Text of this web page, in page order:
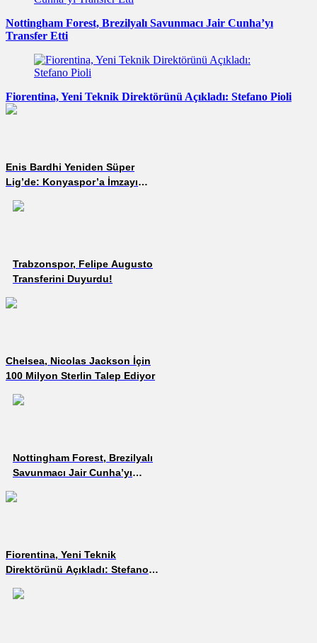
Nottingham Forest, Brezilyalı Savunmacı Jair Cunha’yı
Transfer Etti
Fiorentina, Yeni Teknik Direktörünü Açıkladı: Stefano Pioli
Enis Bardhi Yeniden Süper
Lig’de: Konyaspor’a İmzayı
Trabzonspor, Felipe Augusto
Transferini Duyurdu!
Chelsea, Nicolas Jackson İçin
100 Milyon Sterlin Talep Ediyor
Nottingham Forest, Brezilyalı
Savunmacı Jair Cunha’yı
Fiorentina, Yeni Teknik
Direktörünü Açıkladı: Stefano